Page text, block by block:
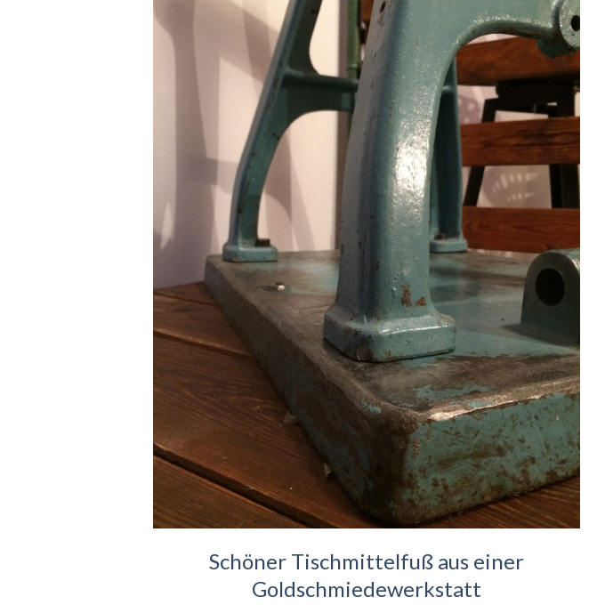
Schöner Tischmittelfuß aus einer
Goldschmiedewerkstatt